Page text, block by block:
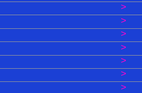
>
>
>
>
>
>
>